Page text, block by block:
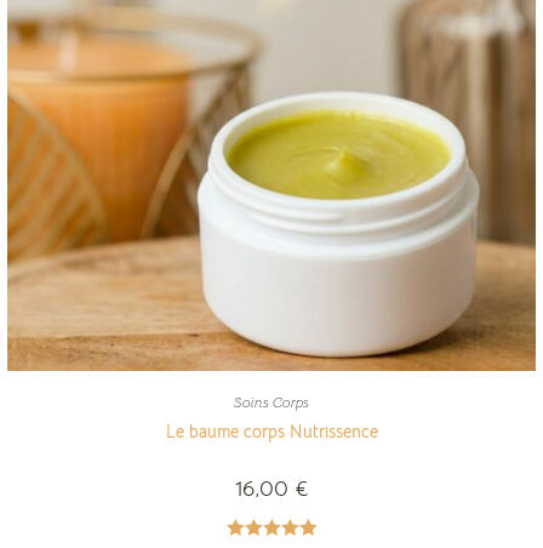
Soins Corps
Le baume corps Nutrissence
16,00 €